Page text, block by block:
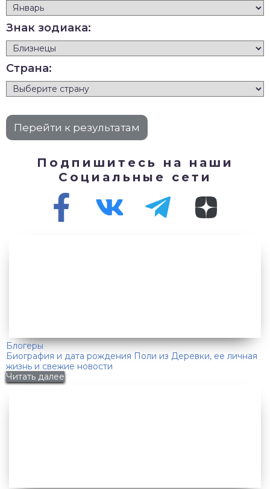
Знак зодиака:
Страна:
Подпишитесь на наши
Социальные сети
Блогеры
Биография и дата рождения Поли из Деревки, ее личная
жизнь и свежие новости
Читать далее